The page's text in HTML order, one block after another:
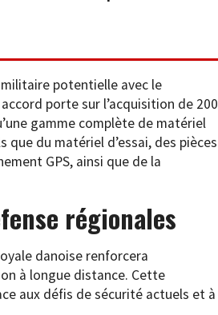
potentielle avec le
porte sur l’acquisition de 200
gamme complète de matériel
que du matériel d’essai, des pièces
GPS, ainsi que de la
régionales
danoise renforcera
à longue distance. Cette
aux défis de sécurité actuels et à